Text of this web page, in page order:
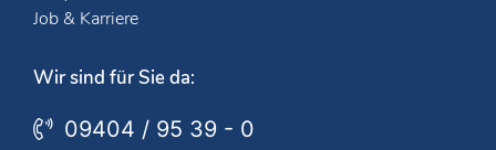
Job & Karriere
Wir sind für Sie da:
09404 / 95 39 - 0